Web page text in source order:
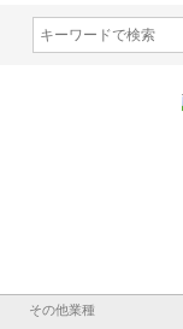
その他業種